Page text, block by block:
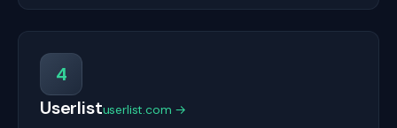
4
Userlistuserlist.com →